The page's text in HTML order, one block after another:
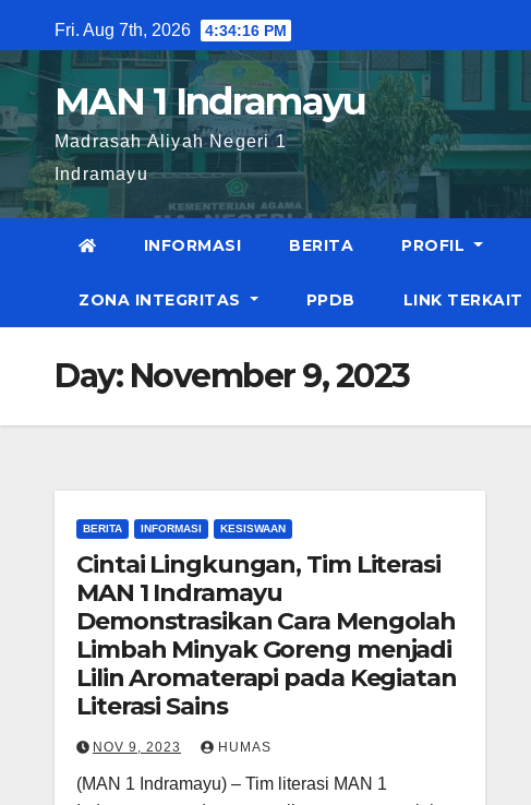
to
content
Fri. Aug 7th, 2026 4:34:16 PM
MAN 1 Indramayu
Madrasah Aliyah Negeri 1
Indramayu
INFORMASI BERITA PROFIL
ZONA INTEGRITAS PPDB LINK TERKAIT
Day: November 9, 2023
BERITA INFORMASI KESISWAAN
Cintai Lingkungan, Tim Literasi
MAN 1 Indramayu
Demonstrasikan Cara Mengolah
Limbah Minyak Goreng menjadi
Lilin Aromaterapi pada Kegiatan
Literasi Sains
NOV 9, 2023 HUMAS
(MAN 1 Indramayu) – Tim literasi MAN 1